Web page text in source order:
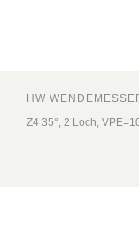
HW
Z4 35°, 2 Loch,